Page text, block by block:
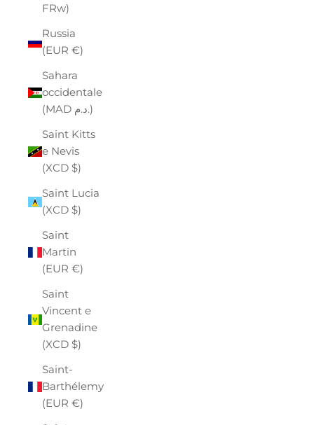
FRw)
Russia
(EUR €)
Sahara
occidentale
(MAD د.م.)
Saint Kitts
e Nevis
(XCD $)
Saint Lucia
(XCD $)
Saint
Martin
(EUR €)
Saint
Vincent e
Grenadine
(XCD $)
Saint-
Barthélemy
(EUR €)